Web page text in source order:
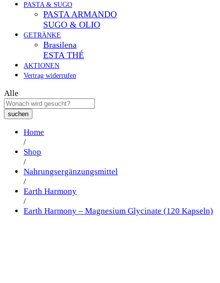
PASTA & SUGO
PASTA ARMANDO
SUGO & OLIO
GETRÄNKE
Brasilena
ESTA THÉ
AKTIONEN
Vertrag widerrufen
Alle
suchen
Home
/
Shop
/
Nahrungsergänzungsmittel
/
Earth Harmony
/
Earth Harmony – Magnesium Glycinate (120 Kapseln)